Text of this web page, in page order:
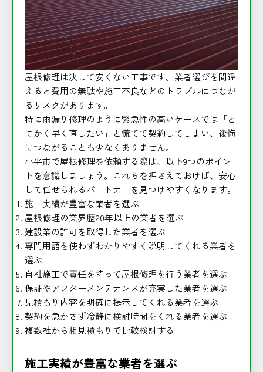
屋根修理は決して安くない工事です。業者選びを間違
えると費用の無駄や施工不良などのトラブルにつなが
るリスクがあります。
特に雨漏り修理のように緊急性の高いケースでは「と
にかく早く直したい」と慌てて契約してしまい、後悔
につながることも少なくありません。
小平市で屋根修理を依頼する際は、以下9つのポイン
トを意識しましょう。これらを押さえておけば、安心
して任せられるパートナーを見つけやすくなります。
施工実績が豊富な業者を選ぶ
屋根修理の業界歴20年以上の業者を選ぶ
建設業の許可を取得した業者を選ぶ
専門用語を使わずわかりやすく説明してくれる業者を
選ぶ
自社施工で責任を持って屋根修理を行う業者を選ぶ
保証やアフターメンテナンスが充実した業者を選ぶ
見積もり内容を明確に提示してくれる業者を選ぶ
契約を急かさず冷静に検討時間をくれる業者を選ぶ
複数社から相見積もりで比較検討する
施工実績が豊富な業者を選ぶ